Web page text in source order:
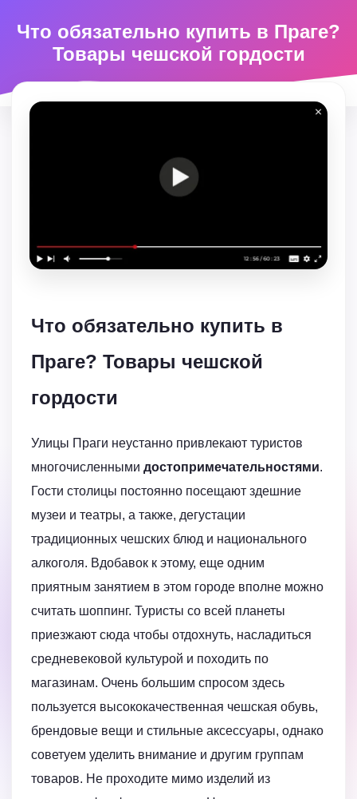
Что обязательно купить в Праге?
Товары чешской гордости
Что обязательно купить в
Праге? Товары чешской
гордости
Улицы Праги неустанно привлекают туристов
многочисленными достопримечательностями.
Гости столицы постоянно посещают здешние
музеи и театры, а также, дегустации
традиционных чешских блюд и национального
алкоголя. Вдобавок к этому, еще одним
приятным занятием в этом городе вполне можно
считать шоппинг. Туристы со всей планеты
приезжают сюда чтобы отдохнуть, насладиться
средневековой культурой и походить по
магазинам. Очень большим спросом здесь
пользуется высококачественная чешская обувь,
брендовые вещи и стильные аксессуары, однако
советуем уделить внимание и другим группам
товаров. Не проходите мимо изделий из